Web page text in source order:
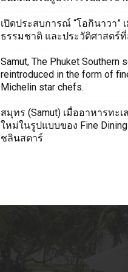
เปิดประสบการณ์ “โอกินาวา”
ธรรมชาติ และประวัติศาสตร์ที่
Samut, The Phuket Southern
reintroduced in the form of
Michelin star chefs.
สมุทร (Samut) เมื่ออาหารทะ
ใหม่ในรูปแบบของ Fine
ชลินสตาร์